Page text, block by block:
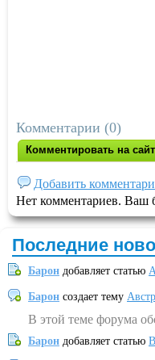
Комментарии (0)
Комментировать на
Добавить
Нет комментариев. Ваш
Последние
Барон добавляет статью
Барон создает тему
В этой теме форума
Барон добавляет статью